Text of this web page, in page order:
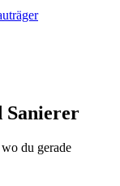
Sanierer
du gerade